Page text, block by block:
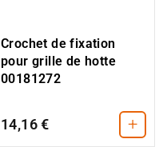
Crochet de fixation
pour grille de hotte
00181272
14,16 € +